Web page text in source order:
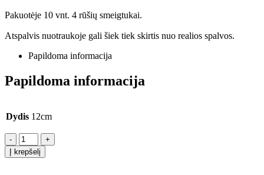
Pakuotėje 10 vnt. 4 rūšių smeigtukai.
Atspalvis nuotraukoje gali šiek tiek skirtis nuo realios spalvos.
Papildoma informacija
Papildoma informacija
Dydis 12cm
-
+
Į krepšelį